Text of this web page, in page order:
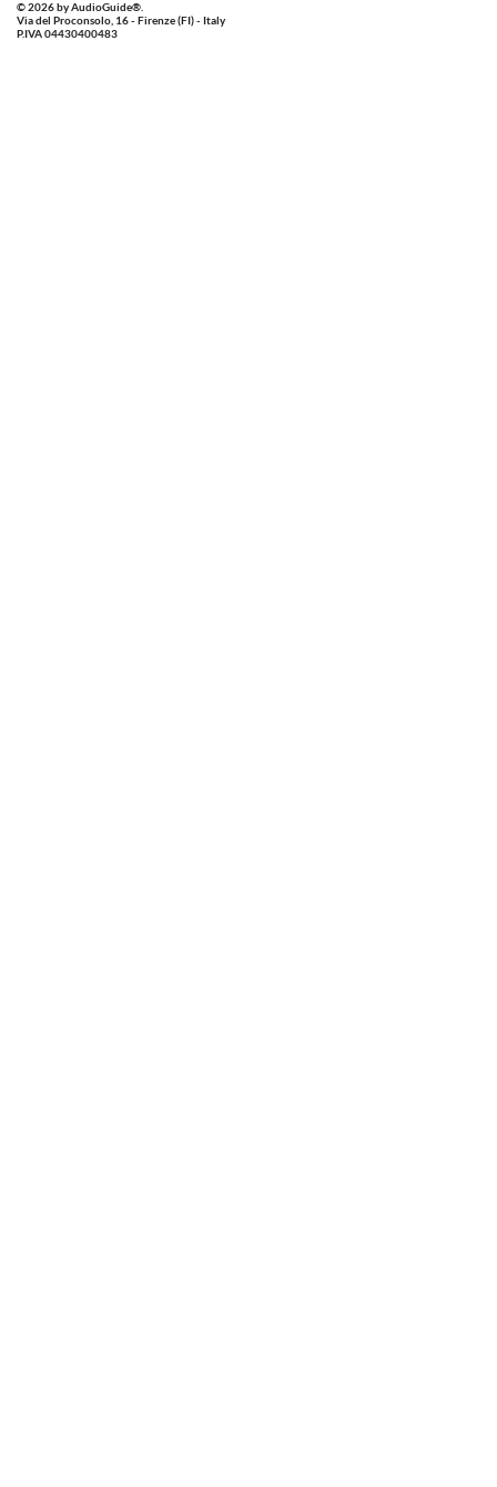
© 2026 by AudioGuide®.
Via del Proconsolo, 16 - Firenze (FI) - Italy
P.IVA 04430400483